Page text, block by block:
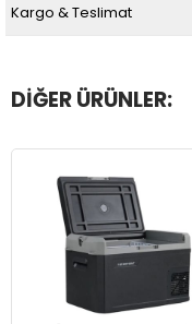
Kargo & Teslimat
DIĞER ÜRÜNLER: